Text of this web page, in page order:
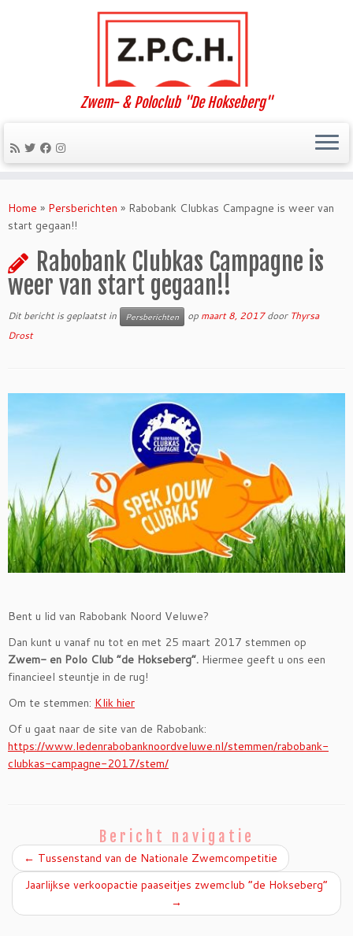
naar
inhoud
Zwem- & Poloclub "De Hokseberg"
Home » Persberichten » Rabobank Clubkas Campagne is weer van
start gegaan!!
Rabobank Clubkas Campagne is
weer van start gegaan!!
Dit bericht is geplaatst in Persberichten op maart 8, 2017 door Thyrsa
Drost
Bent u lid van Rabobank Noord Veluwe?
Dan kunt u vanaf nu tot en met 25 maart 2017 stemmen op
Zwem- en Polo Club “de Hokseberg”. Hiermee geeft u ons een
financieel steuntje in de rug!
Om te stemmen: Klik hier
Of u gaat naar de site van de Rabobank:
https://www.ledenrabobanknoordveluwe.nl/stemmen/rabobank-
clubkas-campagne-2017/stem/
Bericht navigatie
← Tussenstand van de Nationale Zwemcompetitie
Jaarlijkse verkoopactie paaseitjes zwemclub “de Hokseberg”
→